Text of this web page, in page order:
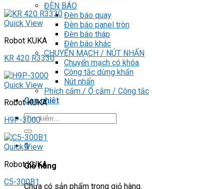
ĐÈN BÁO
Đèn báo quay
Đèn báo panel tròn
Đèn báo tháp
Đèn báo khác
CHUYỂN MẠCH / NÚT NHẤN
Chuyển mạch có khóa
Công tắc dừng khẩn
Nút nhấn
Phích cắm / Ổ cắm / Công tắc
Can nhiệt
Tìm
kiếm:
0
Giỏ hàng
Chưa có sản phẩm trong giỏ hàng.
Quick View
Robot KUKA
KR 420 R3330
Quick View
Robot KUKA
H9P-3000
Quick View
Robot KUKA
C5-300B1